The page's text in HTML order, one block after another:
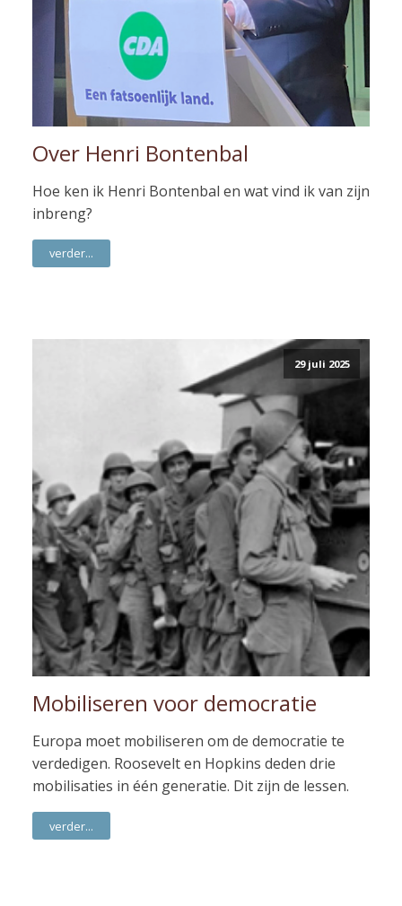
Over Henri Bontenbal
Hoe ken ik Henri Bontenbal en wat vind ik van zijn
inbreng?
verder...
29 juli 2025
Mobiliseren voor democratie
Europa moet mobiliseren om de democratie te
verdedigen. Roosevelt en Hopkins deden drie
mobilisaties in één generatie. Dit zijn de lessen.
verder...